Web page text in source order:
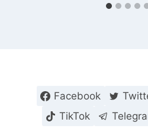
Facebook
TikTok